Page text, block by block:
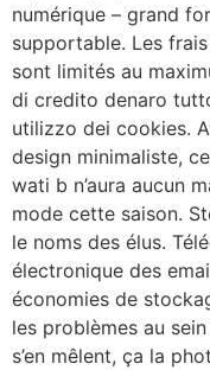
numérique – grand
supportable. Les
sont limités au
di credito denaro
utilizzo dei cookies.
design minimaliste,
wati b n’aura aucun
mode cette saison.
le noms des élus.
électronique des
économies de
les problèmes au
s’en mêlent, ça la